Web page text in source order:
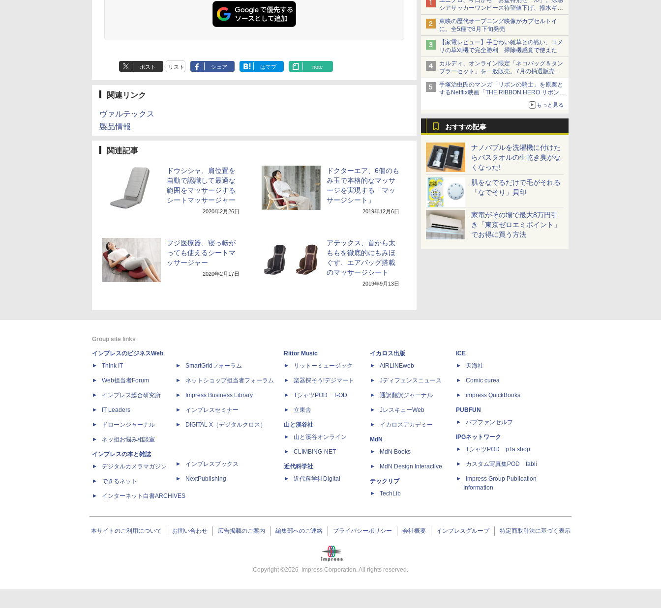
シアサッカーワンピース待望値下げ、撥水ギア
ショーツは1990円に
東映の歴代オープニング映像がカプセルトイ
に。全5種で8月下旬発売
【家電レビュー】手ごわい雑草との戦い、コメ
リの草刈機で完全勝利 掃除機感覚で使えた
カルディ、オンライン限定「ネコバッグ＆タン
ブラーセット」を一般販売。7月の抽選販売の
当選無効分
手塚治虫氏のマンガ「リボンの騎士」を原案と
するNetflix映画「THE RIBBON HERO リボンヒ
もっと見る
おすすめ記事
ナノバブルを洗濯機に付けた
らバスタオルの生乾き臭がな
くなった!
肌をなでるだけで毛がそれる
「なでそり」貝印
家電がその場で最大8万円引
き「東京ゼロエミポイント」
でお得に買う方法
ポスト リスト シェア はてブ note
関連リンク
ヴァルテックス
製品情報
関連記事
ドウシシャ、肩位置を
自動で認識して最適な
範囲をマッサージする
シートマッサージャー
2020年2月26日
ドクターエア、6個のも
み玉で本格的なマッサ
ージを実現する「マッ
サージシート」
2019年12月6日
フジ医療器、寝っ転が
っても使えるシートマ
ッサージャー
2020年2月17日
アテックス、首から太
ももを徹底的にもみほ
ぐす、エアバッグ搭載
のマッサージシート
2019年9月13日
Group site links
インプレスのビジネスWeb
Think IT
Web担当者Forum
インプレス総合研究所
IT Leaders
ドローンジャーナル
ネッ担お悩み相談室
インプレスの本と雑誌
デジタルカメラマガジン
できるネット
インターネット白書ARCHIVES
SmartGridフォーラム
ネットショップ担当者フォーラム
Impress Business Library
インプレスセミナー
DIGITAL X（デジタルクロス）
インプレスブックス
NextPublishing
Rittor Music
リットーミュージック
楽器探そう!デジマート
TシャツPOD T-OD
立東舎
山と溪谷社
山と溪谷オンライン
CLIMBING-NET
近代科学社
近代科学社Digital
イカロス出版
AIRLINEweb
Jディフェンスニュース
通訳翻訳ジャーナル
JレスキューWeb
イカロスアカデミー
MdN
MdN Books
MdN Design Interactive
テックリブ
TechLib
ICE
天海社
Comic curea
impress QuickBooks
PUBFUN
パブファンセルフ
IPGネットワーク
TシャツPOD pTa.shop
カスタム写真集POD fabli
Impress Group Publication
Information
本サイトのご利用について お問い合わせ 広告掲載のご案内 編集部へのご連絡 プライバシーポリシー 会社概要 インプレスグループ 特定商取引法に基づく表示
Copyright ©2026 Impress Corporation. All rights reserved.